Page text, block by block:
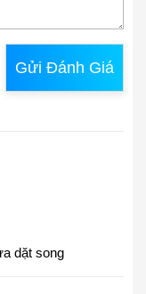
Gửi Đánh Giá
dặt song